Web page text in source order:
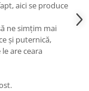
aici se produce
ne simțim mai
şi puternică,
are ceara